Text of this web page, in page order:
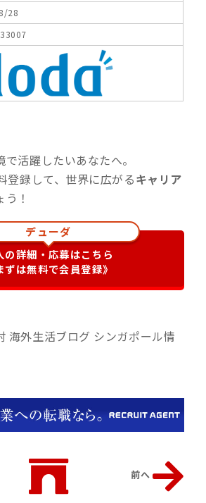
28
で活躍したいあなたへ。
登録して、世界に広がるキャリア
！
デューダ
の詳細・応募はこちら
ずは無料で会員登録》
前へ